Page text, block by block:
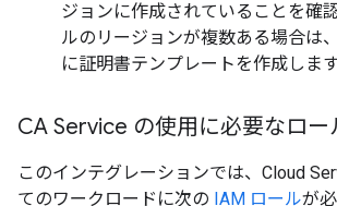
ジョンに作成されていることを確
ルのリージョンが複数ある場合は
に証明書テンプレートを作成します
CA Service の使用に必要なロー
このインテグレーションでは、Cloud
てのワークロードに次の IAM ロールが